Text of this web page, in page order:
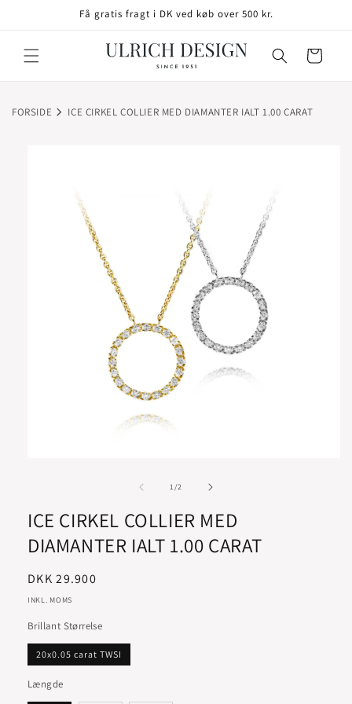
Få gratis fragt i DK ved køb over 500 kr.
Indkøbskurv
FORSIDE ICE CIRKEL COLLIER MED DIAMANTER IALT 1.00 CARAT
1/af2
ICE CIRKEL COLLIER MED
DIAMANTER IALT 1.00 CARAT
Normalpris
DKK 29.900
INKL. MOMS
Brillant Størrelse
20x0.05 carat TWSI
Længde